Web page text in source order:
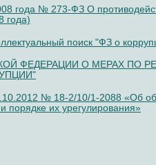
года № 273-ФЗ О
года)
поиск "ФЗ о
ФЕДЕРАЦИИ О МЕРАХ ПО
№ 18-2/10/1-2088 «Об
порядке их урегулирования»